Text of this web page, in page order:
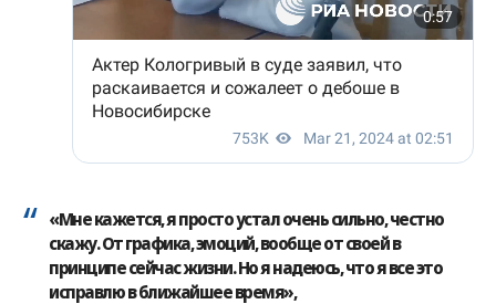
«Мне кажется, я просто устал очень сильно, честно
скажу. От графика, эмоций, вообще от своей в
принципе сейчас жизни. Но я надеюсь, что я все это
исправлю в ближайшее время»,